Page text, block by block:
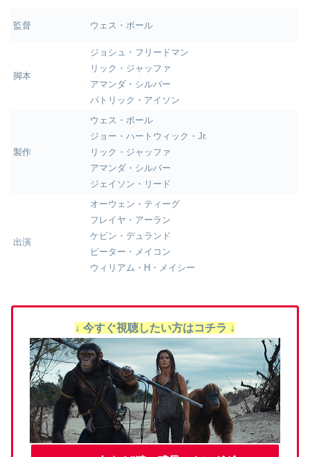
監督 ウェス・ボール
脚本
ジョシュ・フリードマン
リック・ジャッファ
アマンダ・シルバー
パトリック・アイソン
製作
ウェス・ボール
ジョー・ハートウィック・Jr.
リック・ジャッファ
アマンダ・シルバー
ジェイソン・リード
出演
オーウェン・ティーグ
フレイヤ・アーラン
ケビン・デュランド
ピーター・メイコン
ウィリアム・H・メイシー
↓ 今すぐ視聴したい方はコチラ ↓